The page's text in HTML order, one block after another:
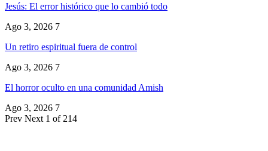
Jesús: El error histórico que lo cambió todo
Ago 3, 2026 7
Un retiro espiritual fuera de control
Ago 3, 2026 7
El horror oculto en una comunidad Amish
Ago 3, 2026 7
Prev Next 1 of 214